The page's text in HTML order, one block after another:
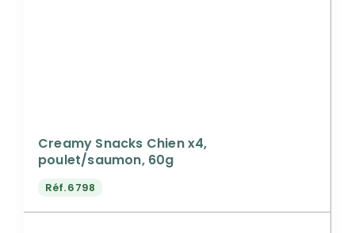
Creamy Snacks Chien x4,
poulet/saumon, 60g
Réf.6798